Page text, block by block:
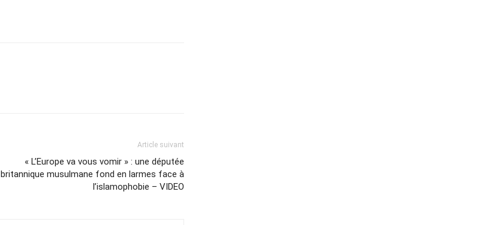
Article suivant
« L’Europe va vous vomir » : une députée
britannique musulmane fond en larmes face à
l’islamophobie – VIDEO